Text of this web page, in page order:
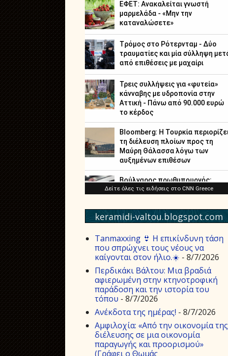
keramidi-valtou.blogspot.com
Tanmaxxing 👙 Η επικίνδυνη τάση
που σπρώχνει τους νέους να
καίγονται στον ήλιο.☀️ - 8/7/2026
Περδικάκι Βάλτου: Μια βραδιά
αφιερωμένη στην κτηνοτροφική
παράδοση και την ιστορία του
τόπου - 8/7/2026
Aνέκδοτα της ημέρας! - 8/7/2026
Αμφιλοχία: «Από την οικονομία της
διέλευσης σε μια οικονομία
παραγωγής και προορισμού»
(Γράφει ο Θωμάς